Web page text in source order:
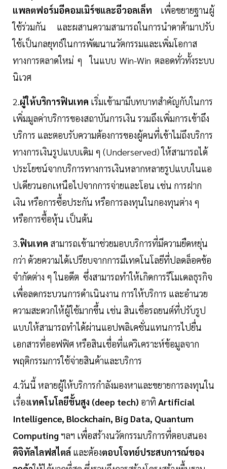
แพลตฟอร์มอีคอมเมิร์ซและอีวอลเล็ท เพื่อขยายฐานผู้
ใช้ร่วมกัน และผสานความสามารถในการนำดาต้ามาปรับ
ใช้เป็นกลยุทธ์ในการพัฒนานวัตกรรมและเพิ่มโอกาส
ทางการตลาดใหม่ ๆ ในแบบ Win-Win ตลอดทั่วทั้งระบบ
นิเวศ
2.ผู้ให้บริการฟินเทค เริ่มเข้ามามีบทบาทสำคัญกับในการ
เพิ่มมูลค่าบริการของสถาบันการเงิน รวมถึงเพิ่มการเข้าถึง
บริการ และตอบรับความต้องการของผู้คนที่เข้าไม่ถึงบริการ
ทางการเงินรูปแบบเดิม ๆ (Underserved) ให้สามารถได้
ประโยชน์จากบริการทางการเงินหลากหลายรูปแบบในแอ
ปเดียวนอกเหนือไปจากการจ่ายและโอน เช่น การฝาก
เงิน หรือการซื้อประกัน หรือการลงทุนในกองทุนต่าง ๆ
หรือการซื้อหุ้น เป็นต้น
3.ฟินเทค สามารถเข้ามาช่วยมอบบริการที่มีความยืดหยุ่น
กว่า ด้วยความได้เปรียบจากการมีเทคโนโลยีที่ปลดล็อคข้อ
จำกัดต่าง ๆ ในอดีต ซึ่งสามารถทำให้เกิดการรีโมเดลธุรกิจ
เพื่อลดกระบวนการดำเนินงาน การให้บริการ และอำนวย
ความสะดวกให้ผู้ใช้มากขึ้น เช่น สินเชื่อรถยนต์ที่ปรับรูป
แบบให้สามารถทำได้ผ่านแอปพลิเคชั่นแทนการไปยื่น
เอกสารที่ออฟฟิศ หรือสินเชื่อที่แค่วิเคราะห์ข้อมูลจาก
พฤติกรรมการใช้จ่ายสินค้าและบริการ
4.วันนี้ หลายผู้ให้บริการกำลังมองหาและขยายการลงทุนใน
เรื่องเทคโนโลยีขั้นสูง (deep tech) อาทิ Artificial
Intelligence, Blockchain, Big Data, Quantum
Computing ฯลฯ เพื่อสร้างนวัตกรรมบริการที่ตอบสนอง
ดิจิทัลไลฟสไตล์ และต้องตอบโจทย์ประสบการณ์ของ